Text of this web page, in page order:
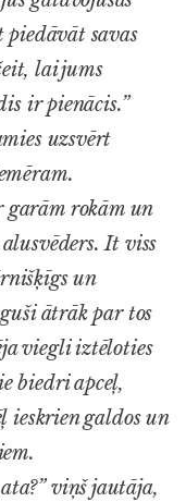
savas
lai jums
ir pienācis.”
uzsvērt
rokām un
It viss
un
ātrāk par tos
viegli iztēloties
biedri apceļ,
ieskrien galdos un
viņš jautāja,